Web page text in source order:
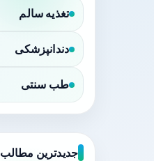
تغذیه سالم
دندانپزشکی
طب سنتی
جدیدترین مطالب